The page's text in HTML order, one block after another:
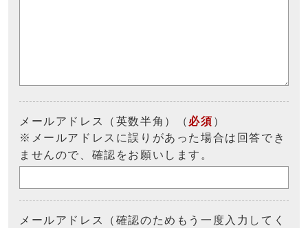
メールアドレス（英数半角）（ 必須 ）
※メールアドレスに誤りがあった場合は回答でき
ませんので、確認をお願いします。
メールアドレス（確認のためもう一度入力してく